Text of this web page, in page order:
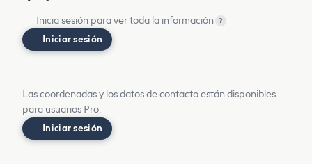
Inicia sesión para ver toda la información ?
Iniciar sesión
Las coordenadas y los datos de contacto están disponibles
para usuarios Pro.
Iniciar sesión